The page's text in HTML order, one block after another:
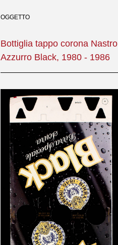
OGGETTO
Bottiglia tappo corona Nastro
Azzurro Black, 1980 - 1986